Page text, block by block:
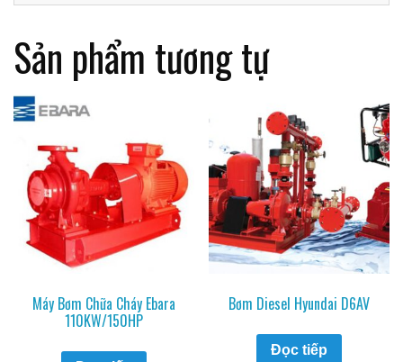
Sản phẩm tương tự
Máy Bơm Chữa Cháy Ebara
110KW/150HP
Bơm Diesel Hyundai D6AV
Đọc tiếp